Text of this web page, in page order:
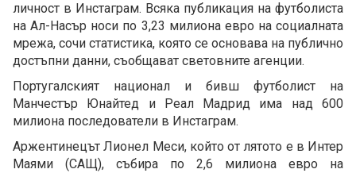
личност в Инстаграм. Всяка публикация на футболиста
на Ал-Насър носи по 3,23 милиона евро на социалната
мрежа, сочи статистика, която се основава на публично
достъпни данни, съобщават световните агенции.
Португалският национал и бивш футболист на
Манчестър Юнайтед и Реал Мадрид има над 600
милиона последователи в Инстаграм.
Аржентинецът Лионел Меси, който от лятото е в Интер
Маями (САЩ), събира по 2,6 милиона евро на